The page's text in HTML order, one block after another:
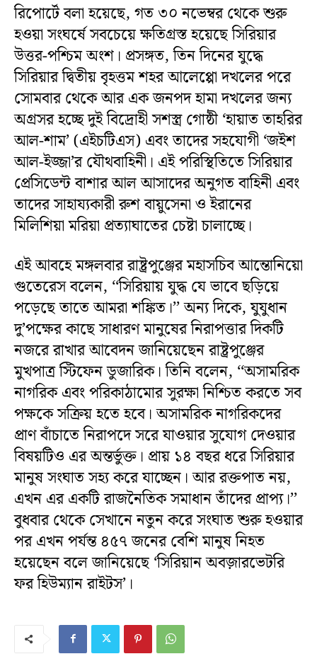
রিপোর্টে বলা হয়েছে, গত ৩০ নভেম্বর থেকে শুরু
হওয়া সংঘর্ষে সবচেয়ে ক্ষতিগ্রস্ত হয়েছে সিরিয়ার
উত্তর-পশ্চিম অংশ। প্রসঙ্গত, তিন দিনের যুদ্ধে
সিরিয়ার দ্বিতীয় বৃহত্তম শহর আলেপ্পো দখলের পরে
সোমবার থেকে আর এক জনপদ হামা দখলের জন্য
অগ্রসর হচ্ছে দুই বিদ্রোহী সশস্ত্র গোষ্ঠী ‘হায়াত তাহরির
আল-শাম’ (এইচটিএস) এবং তাদের সহযোগী ‘জইশ
আল-ইজ্জা’র যৌথবাহিনী। এই পরিস্থিতিতে সিরিয়ার
প্রেসিডেন্ট বাশার আল আসাদের অনুগত বাহিনী এবং
তাদের সাহায্যকারী রুশ বায়ুসেনা ও ইরানের
মিলিশিয়া মরিয়া প্রত্যাঘাতের চেষ্টা চালাচ্ছে।
এই আবহে মঙ্গলবার রাষ্ট্রপুঞ্জের মহাসচিব আন্তোনিয়ো
গুতেরেস বলেন, ‘‘সিরিয়ায় যুদ্ধ যে ভাবে ছড়িয়ে
পড়েছে তাতে আমরা শঙ্কিত।’’ অন্য দিকে, যুযুধান
দু’পক্ষের কাছে সাধারণ মানুষের নিরাপত্তার দিকটি
নজরে রাখার আবেদন জানিয়েছেন রাষ্ট্রপুঞ্জের
মুখপাত্র স্টিফেন ডুজারিক। তিনি বলেন, ‘‘অসামরিক
নাগরিক এবং পরিকাঠামোর সুরক্ষা নিশ্চিত করতে সব
পক্ষকে সক্রিয় হতে হবে। অসামরিক নাগরিকদের
প্রাণ বাঁচাতে নিরাপদে সরে যাওয়ার সুযোগ দেওয়ার
বিষয়টিও এর অন্তর্ভুক্ত। প্রায় ১৪ বছর ধরে সিরিয়ার
মানুষ সংঘাত সহ্য করে যাচ্ছেন। আর রক্তপাত নয়,
এখন এর একটি রাজনৈতিক সমাধান তাঁদের প্রাপ্য।’’
বুধবার থেকে সেখানে নতুন করে সংঘাত শুরু হওয়ার
পর এখন পর্যন্ত ৪৫৭ জনের বেশি মানুষ নিহত
হয়েছেন বলে জানিয়েছে ‘সিরিয়ান অবজ়ারভেটরি
ফর হিউম্যান রাইটস’।